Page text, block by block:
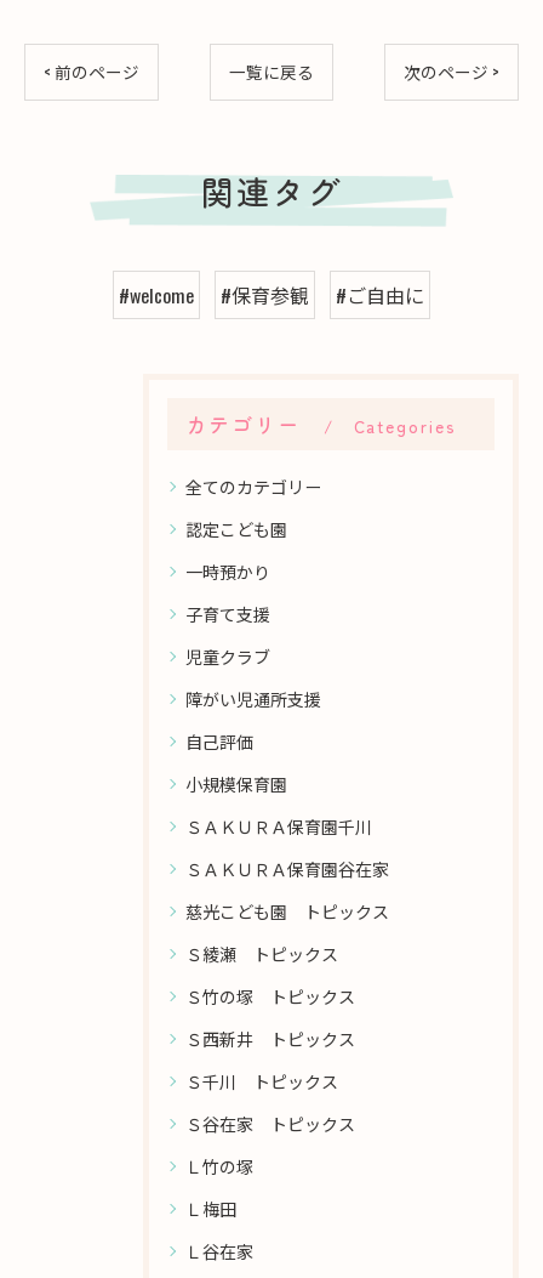
< 前のページ 一覧に戻る 次のページ >
関連タグ
#welcome #保育参観 #ご自由に
カテゴリー Categories
全てのカテゴリー
認定こども園
一時預かり
子育て支援
児童クラブ
障がい児通所支援
自己評価
小規模保育園
ＳＡＫＵＲＡ保育園千川
ＳＡＫＵＲＡ保育園谷在家
慈光こども園 トピックス
Ｓ綾瀬 トピックス
Ｓ竹の塚 トピックス
Ｓ西新井 トピックス
Ｓ千川 トピックス
Ｓ谷在家 トピックス
Ｌ竹の塚
Ｌ梅田
Ｌ谷在家